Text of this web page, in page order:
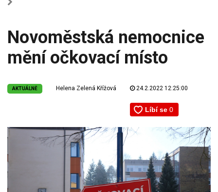
Novoměstská nemocnice
mění očkovací místo
AKTUÁLNĚ Helena Zelená Křížová 24.2.2022 12:25:00